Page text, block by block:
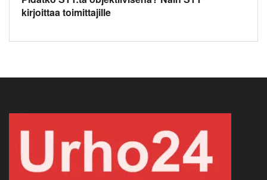
kirjoittaa toimittajille